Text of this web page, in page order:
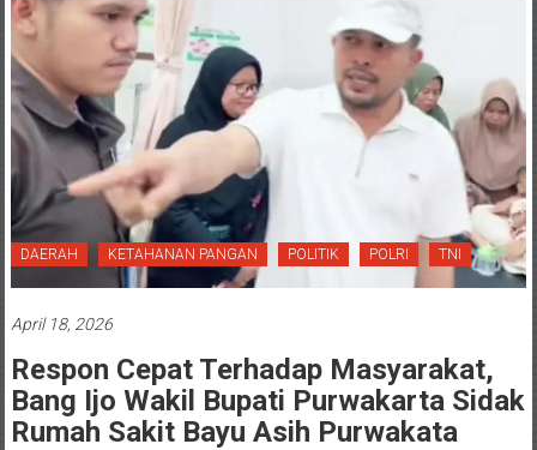
DAERAH KETAHANAN PANGAN POLITIK POLRI TNI
April 18, 2026
Respon Cepat Terhadap Masyarakat,
Bang Ijo Wakil Bupati Purwakarta Sidak
Rumah Sakit Bayu Asih Purwakata